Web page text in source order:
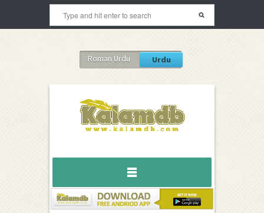
Roman Urdu Urdu